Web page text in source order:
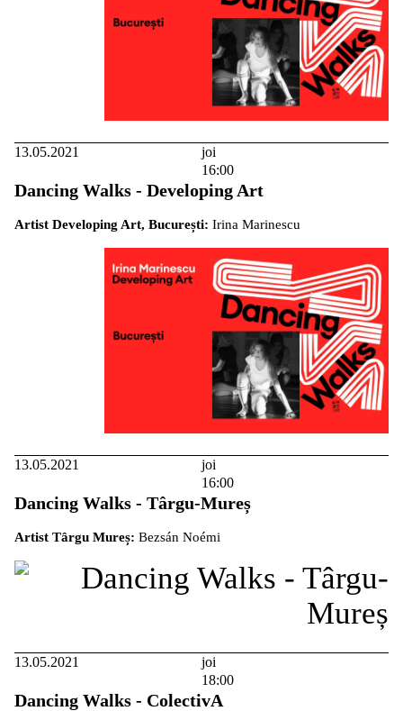
13.05.2021
joi
16:00
Dancing Walks - Developing Art
Artist Developing Art, București: Irina Marinescu
13.05.2021
joi
16:00
Dancing Walks - Târgu-Mureș
Artist Târgu Mureș: Bezsán Noémi
13.05.2021
joi
18:00
Dancing Walks - ColectivA